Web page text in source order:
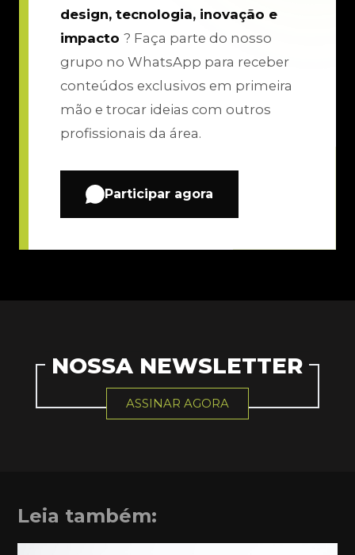
design, tecnologia, inovação e
impacto ? Faça parte do nosso
grupo no WhatsApp para receber
conteúdos exclusivos em primeira
mão e trocar ideias com outros
profissionais da área.
Participar agora
NOSSA NEWSLETTER
ASSINAR AGORA
Leia também: